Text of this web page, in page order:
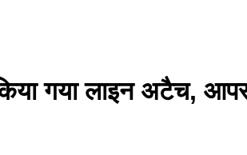
गया लाइन अटैच,